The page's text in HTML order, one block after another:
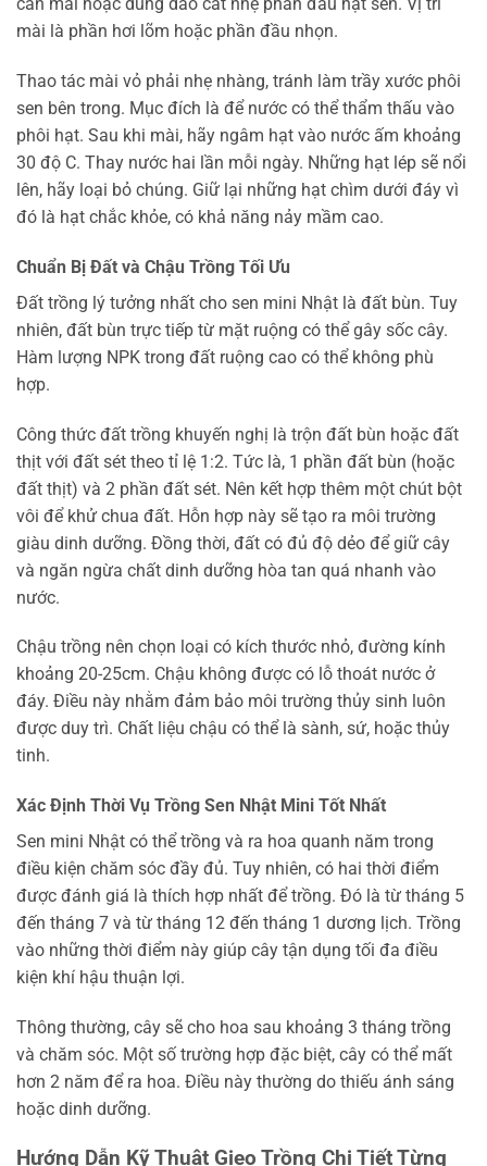
mài là phần hơi lõm hoặc phần đầu nhọn.
Thao tác mài vỏ phải nhẹ nhàng, tránh làm trầy xước phôi
sen bên trong. Mục đích là để nước có thể thẩm thấu vào
phôi hạt. Sau khi mài, hãy ngâm hạt vào nước ấm khoảng
30 độ C. Thay nước hai lần mỗi ngày. Những hạt lép sẽ nổi
lên, hãy loại bỏ chúng. Giữ lại những hạt chìm dưới đáy vì
đó là hạt chắc khỏe, có khả năng nảy mầm cao.
Chuẩn Bị Đất và Chậu Trồng Tối Ưu
Đất trồng lý tưởng nhất cho sen mini Nhật là đất bùn. Tuy
nhiên, đất bùn trực tiếp từ mặt ruộng có thể gây sốc cây.
Hàm lượng NPK trong đất ruộng cao có thể không phù
hợp.
Công thức đất trồng khuyến nghị là trộn đất bùn hoặc đất
thịt với đất sét theo tỉ lệ 1:2. Tức là, 1 phần đất bùn (hoặc
đất thịt) và 2 phần đất sét. Nên kết hợp thêm một chút bột
vôi để khử chua đất. Hỗn hợp này sẽ tạo ra môi trường
giàu dinh dưỡng. Đồng thời, đất có đủ độ dẻo để giữ cây
và ngăn ngừa chất dinh dưỡng hòa tan quá nhanh vào
nước.
Chậu trồng nên chọn loại có kích thước nhỏ, đường kính
khoảng 20-25cm. Chậu không được có lỗ thoát nước ở
đáy. Điều này nhằm đảm bảo môi trường thủy sinh luôn
được duy trì. Chất liệu chậu có thể là sành, sứ, hoặc thủy
tinh.
Xác Định Thời Vụ Trồng Sen Nhật Mini Tốt Nhất
Sen mini Nhật có thể trồng và ra hoa quanh năm trong
điều kiện chăm sóc đầy đủ. Tuy nhiên, có hai thời điểm
được đánh giá là thích hợp nhất để trồng. Đó là từ tháng 5
đến tháng 7 và từ tháng 12 đến tháng 1 dương lịch. Trồng
vào những thời điểm này giúp cây tận dụng tối đa điều
kiện khí hậu thuận lợi.
Thông thường, cây sẽ cho hoa sau khoảng 3 tháng trồng
và chăm sóc. Một số trường hợp đặc biệt, cây có thể mất
hơn 2 năm để ra hoa. Điều này thường do thiếu ánh sáng
hoặc dinh dưỡng.
Hướng Dẫn Kỹ Thuật Gieo Trồng Chi Tiết Từng